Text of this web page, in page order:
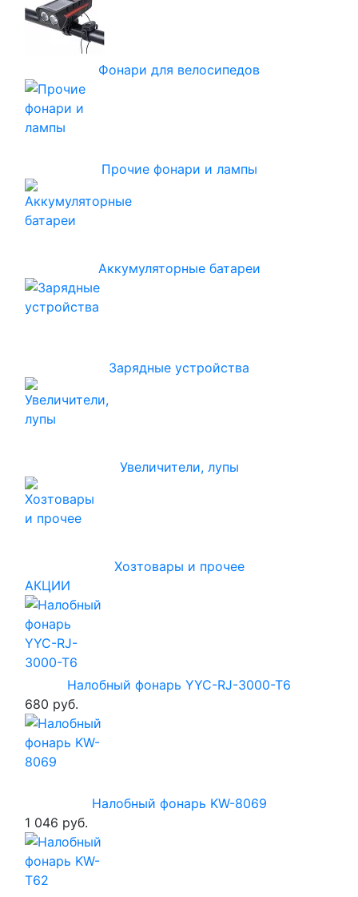
Фонари для велосипедов
Прочие фонари и лампы
Аккумуляторные батареи
Зарядные устройства
Увеличители, лупы
Хозтовары и прочее
АКЦИИ
Налобный фонарь YYC-RJ-3000-T6
680 руб.
Налобный фонарь KW-8069
1 046 руб.